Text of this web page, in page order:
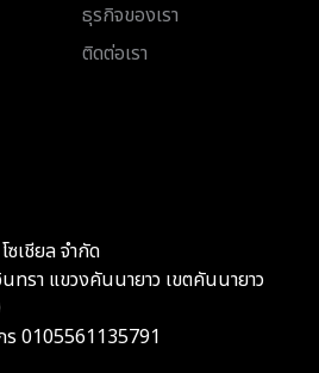
ธุรกิจของเรา
ติดต่อเรา
เชียล จำกัด
รา แขวงคันนายาว เขตคันนายาว
ร 0105561135791